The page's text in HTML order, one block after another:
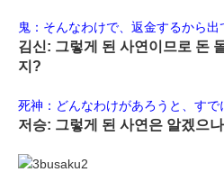
鬼：そんなわけで、返金するから出
김신: 그렇게 된 사연이므로 돈
지?
死神：どんなわけがあろうと、すで
저승: 그렇게 된 사연은 알겠으